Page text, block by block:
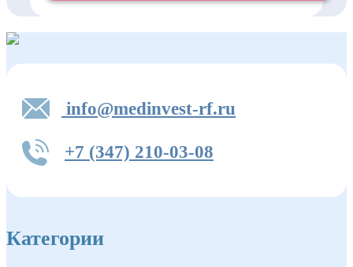
info@medinvest-rf.ru
+7 (347) 210-03-08
Категории